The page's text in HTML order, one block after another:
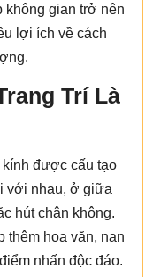
không gian trở nên
lợi ích về cách
Trí Là
kính được cấu tạo
với nhau, ở giữa
hút chân không.
thêm hoa văn, nan
nhấn độc đáo.